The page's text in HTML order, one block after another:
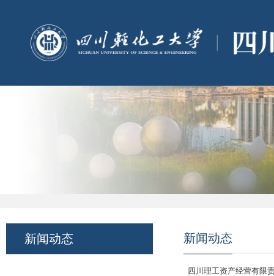
新闻动态 新闻动态
四川理工资产经营有限